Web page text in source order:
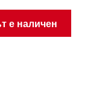
е наличен